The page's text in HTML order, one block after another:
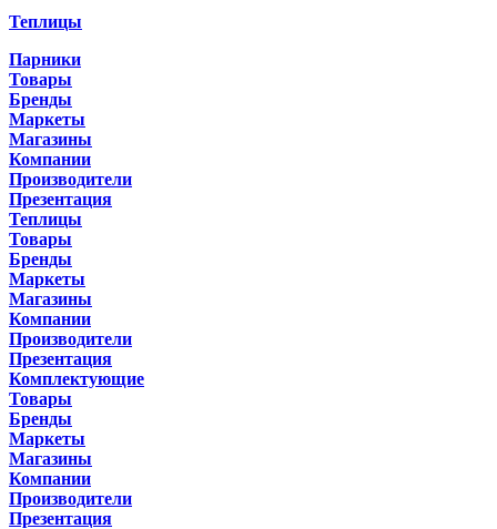
Теплицы
Парники
Товары
Бренды
Маркеты
Магазины
Компании
Производители
Презентация
Теплицы
Товары
Бренды
Маркеты
Магазины
Компании
Производители
Презентация
Комплектующие
Товары
Бренды
Маркеты
Магазины
Компании
Производители
Презентация